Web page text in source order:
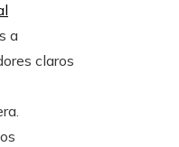
a
claros